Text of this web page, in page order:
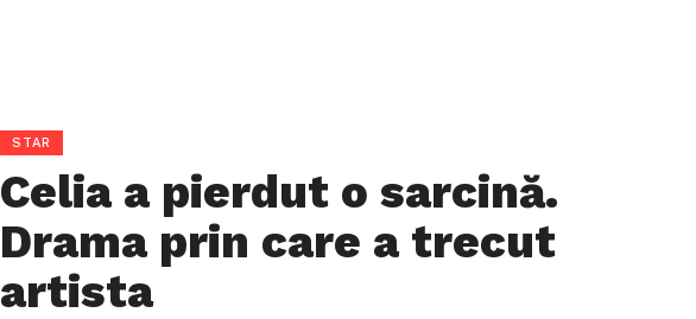
STAR
Celia a pierdut o sarcină.
Drama prin care a trecut
artista